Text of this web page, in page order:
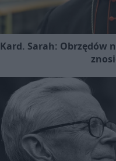
Kard. Sarah: Obrzędów